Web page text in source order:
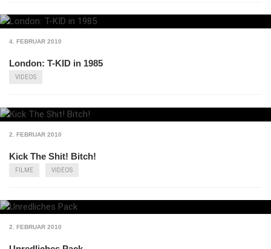
4. FEBRUAR 2010
London: T-KID in 1985
VIDEOS
2. FEBRUAR 2010
Kick The Shit! Bitch!
FILME VIDEOS
2. FEBRUAR 2010